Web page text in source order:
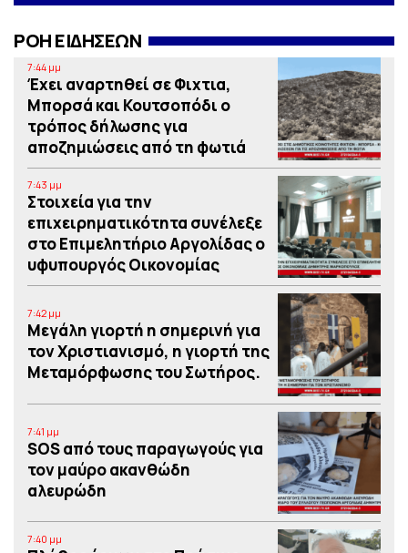
ΡΟΗ ΕΙΔΗΣΕΩΝ
7:44 μμ
Έχει αναρτηθεί σε Φιχτια,
Μπορσά και Κουτσοπόδι ο
τρόπος δήλωσης για
αποζημιώσεις από τη φωτιά
7:43 μμ
Στοιχεία για την
επιχειρηματικότητα συνέλεξε
στο Επιμελητήριο Αργολίδας ο
υφυπουργός Οικονομίας
7:42 μμ
Μεγάλη γιορτή η σημερινή για
τον Χριστιανισμό, η γιορτή της
Μεταμόρφωσης του Σωτήρος.
7:41 μμ
SOS από τους παραγωγούς για
τον μαύρο ακανθώδη
αλευρώδη
7:40 μμ